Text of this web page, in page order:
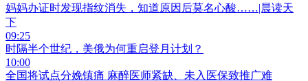
妈妈办证时发现指纹消失，知道原因后莫名心酸……|晨读天
下
09:25
时隔半个世纪，美俄为何重启登月计划？
10:00
全国将试点分娩镇痛 麻醉医师紧缺、未入医保致推广难